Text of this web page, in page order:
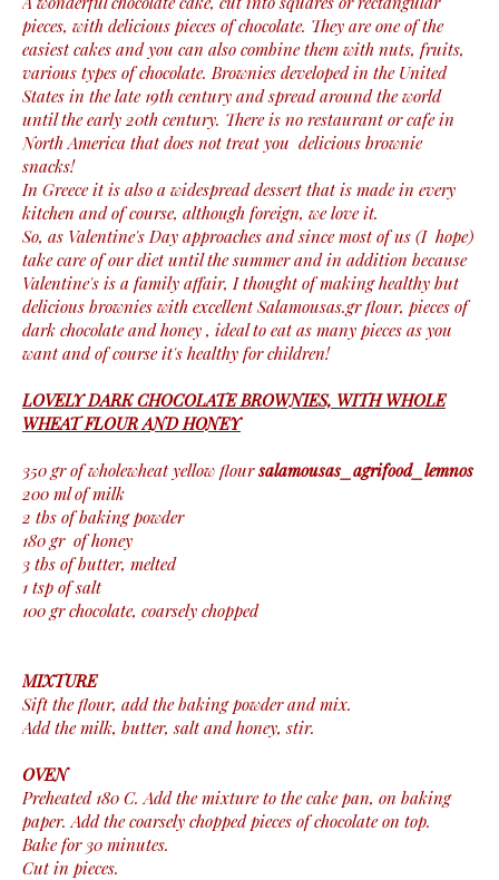
pieces, with delicious pieces of chocolate. They are one of the
easiest cakes and you can also combine them with nuts, fruits,
various types of chocolate. Brownies developed in the United
States in the late 19th century and spread around the world
until the early 20th century. There is no restaurant or cafe in
North America that does not treat you delicious brownie
snacks!
In Greece it is also a widespread dessert that is made in every
kitchen and of course, although foreign, we love it.
So, as Valentine's Day approaches and since most of us (I hope)
take care of our diet until the summer and in addition because
Valentine's is a family affair, I thought of making healthy but
delicious brownies with excellent Salamousas.gr flour, pieces of
dark chocolate and honey , ideal to eat as many pieces as you
want and of course it's healthy for children!
LOVELY DARK CHOCOLATE BROWNIES, WITH WHOLE
WHEAT FLOUR AND HONEY
350 gr of wholewheat yellow floursalamousas_agrifood_lemnos
200 ml of milk
2 tbs of baking powder
180 gr of honey
3 tbs of butter, melted
1 tsp of salt
100 gr chocolate, coarsely chopped
MIXTURE
Sift the flour, add the baking powder and mix.
Add the milk, butter, salt and honey, stir.
OVEN
Preheated 180 C. Add the mixture to the cake pan, on baking
paper. Add the coarsely chopped pieces of chocolate on top.
Bake for 30 minutes.
Cut in pieces.